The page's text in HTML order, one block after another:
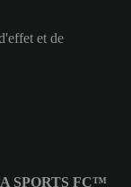
et de
SPORTS FC™